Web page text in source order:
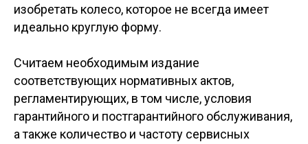
изобретать колесо, которое не всегда имеет
идеально круглую форму.
Считаем необходимым издание
соответствующих нормативных актов,
регламентирующих, в том числе, условия
гарантийного и постгарантийного обслуживания,
а также количество и частоту сервисных